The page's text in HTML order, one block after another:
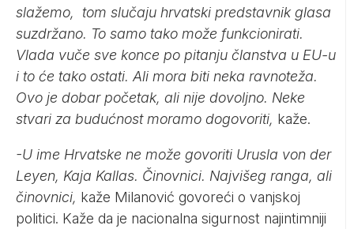
slažemo, tom slučaju hrvatski predstavnik glasa
suzdržano. To samo tako može funkcionirati.
Vlada vuče sve konce po pitanju članstva u EU-u
i to će tako ostati. Ali mora biti neka ravnoteža.
Ovo je dobar početak, ali nije dovoljno. Neke
stvari za budućnost moramo dogovoriti, kaže.
-U ime Hrvatske ne može govoriti Urusla von der
Leyen, Kaja Kallas. Činovnici. Najvišeg ranga, ali
činovnici, kaže Milanović govoreći o vanjskoj
politici. Kaže da je nacionalna sigurnost najintimniji